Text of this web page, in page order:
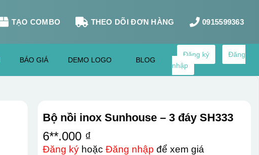
TẠO COMBO THEO DÕI ĐƠN HÀNG 0915599363
BÁO GIÁ DEMO LOGO BLOG
Đăng ký
Đăng
nhập
Bộ nồi inox Sunhouse – 3 đáy SH333
6**.000 ₫
Đăng kýhoặc Đăng nhập để xem giá